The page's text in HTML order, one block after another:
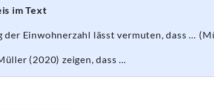
im Text
der Einwohnerzahl lässt vermuten, dass …
(2020) zeigen, dass …